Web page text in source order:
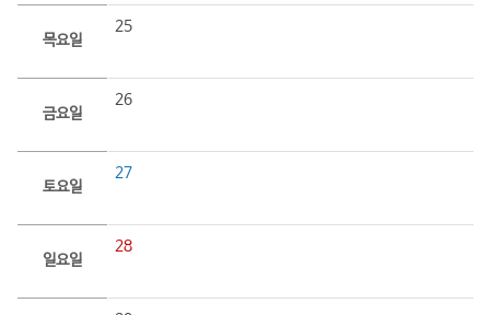
목요일
25
금요일
26
토요일
27
일요일
28